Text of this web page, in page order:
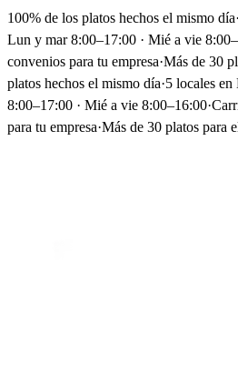
100% de los platos hechos el mismo día·
Lun y mar 8:00–17:00 · Mié a vie
convenios para tu empresa·Más de 30
platos hechos el mismo día·5 locales en
8:00–17:00 · Mié a vie 8:00–16:00·
para tu empresa·Más de 30 platos para